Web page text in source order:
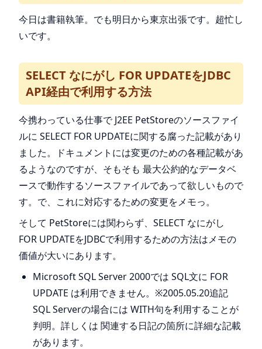
今日は書籍執筆。でも明日から東京出張です。超忙し
いです。
SELECT なにがし FOR UPDATEをJDBC
API経由で利用する方法
今携わっている仕事で J2EE PetStoreのソースファイ
ルに SELECT FOR UPDATEに関する腐った記載があり
ました。ドキュメントには変更のための各種記載があ
るようなのですが、そもそも 最大公約的なデータベ
ースで動作するソースファイルであって欲しいもので
す。で、これに対応するための変更をメモっ。
そして PetStoreには関わらず、SELECT なにがし
FOR UPDATEをJDBCで利用するための方法はメモの
価値が大いにあります。
Microsoft SQL Server 2000では SQL文に FOR
UPDATE は利用できません。※2005.05.20追記
SQL Serverの場合には WITH句を利用することが
判明。詳しくは 関連する日記の箇所に詳細な記載
があります。